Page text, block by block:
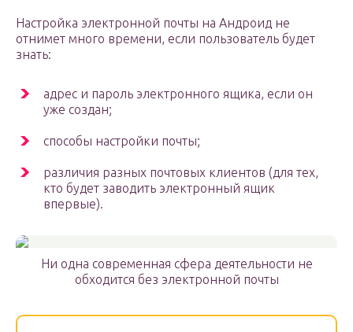
Настройка электронной почты на Андроид не
отнимет много времени, если пользователь будет
знать:
адрес и пароль электронного ящика, если он
уже создан;
способы настройки почты;
различия разных почтовых клиентов (для тех,
кто будет заводить электронный ящик
впервые).
Ни одна современная сфера деятельности не
обходится без электронной почты